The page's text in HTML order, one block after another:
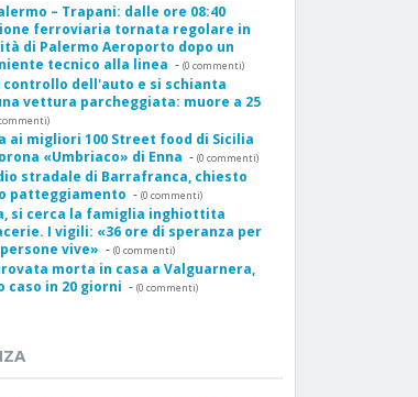
– Trapani: dalle ore 08:40
ferroviaria tornata regolare in
di Palermo Aeroporto dopo un
tecnico alla linea - (0 commenti)
controllo dell'auto e si schianta
vettura parcheggiata: muore a 25
ai migliori 100 Street food di Sicilia
«Umbriaco» di Enna - (0 commenti)
stradale di Barrafranca, chiesto
patteggiamento - (0 commenti)
si cerca la famiglia inghiottita
I vigili: «36 ore di speranza per
vive» - (0 commenti)
morta in casa a Valguarnera,
caso in 20 giorni - (0 commenti)